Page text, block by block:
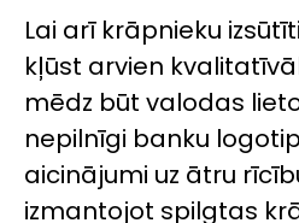
Lai arī krāpnieku
kļūst arvien
mēdz būt valodas
nepilnīgi banku
aicinājumi uz ātru
izmantojot spilgtas